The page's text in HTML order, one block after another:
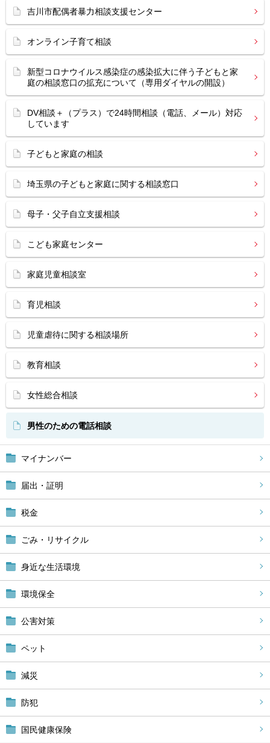
マイナンバー
届出・証明
税金
ごみ・リサイクル
身近な生活環境
環境保全
公害対策
ペット
減災
防犯
国民健康保険
吉川市配偶者暴力相談支援センター
オンライン子育て相談
新型コロナウイルス感染症の感染拡大に伴う子どもと家
庭の相談窓口の拡充について（専用ダイヤルの開設）
DV相談＋（プラス）で24時間相談（電話、メール）対応
しています
子どもと家庭の相談
埼玉県の子どもと家庭に関する相談窓口
母子・父子自立支援相談
こども家庭センター
家庭児童相談室
育児相談
児童虐待に関する相談場所
教育相談
女性総合相談
男性のための電話相談